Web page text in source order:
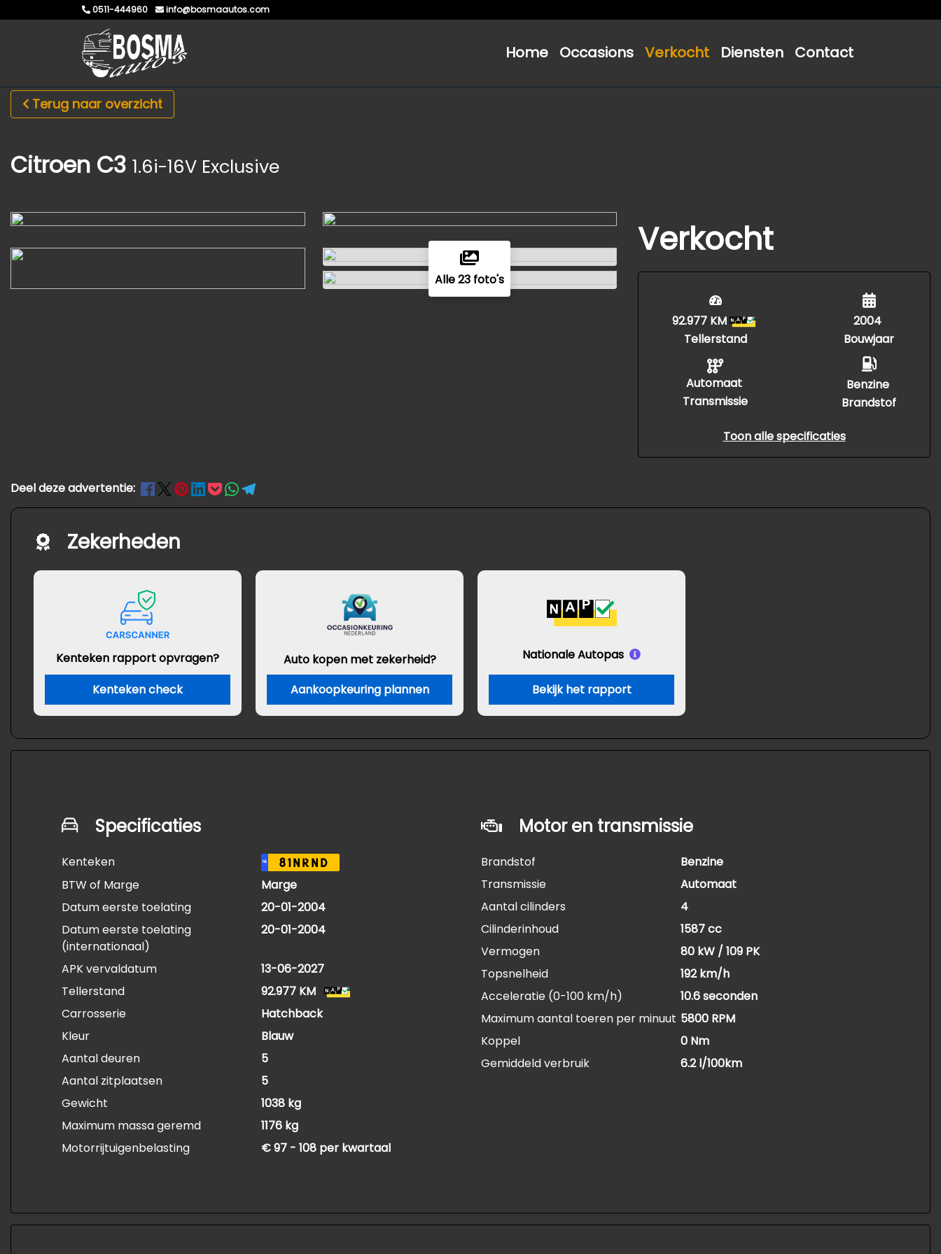
0511-444960 info@bosmaautos.com
Home Occasions Verkocht Diensten Contact
Terug naar overzicht
Citroen C3 1.6i-16V Exclusive
Alle 23 foto's
Verkocht
92.977 KM
Tellerstand
Automaat
Transmissie
2004
Bouwjaar
Benzine
Brandstof
Toon alle specificaties
Deel deze advertentie:
Zekerheden
Kenteken rapport opvragen?
Kenteken check
Auto kopen met zekerheid?
Aankoopkeuring plannen
Nationale Autopas
Bekijk het rapport
Specificaties
Kenteken NL 81NRND
BTW of Marge
Marge
Datum eerste toelating
20-01-2004
Datum eerste toelating
(internationaal)
20-01-2004
APK vervaldatum
13-06-2027
Tellerstand
92.977 KM
Carrosserie
Hatchback
Kleur
Blauw
Aantal deuren
5
Aantal zitplaatsen
5
Gewicht
1038 kg
Maximum massa geremd
1176 kg
Motorrijtuigenbelasting
€ 97 - 108 per kwartaal
Motor en transmissie
Brandstof
Benzine
Transmissie
Automaat
Aantal cilinders
4
Cilinderinhoud
1587 cc
Vermogen
80 kW / 109 PK
Topsnelheid
192 km/h
Acceleratie (0-100 km/h)
10.6 seconden
Maximum aantal toeren per minuut 5800 RPM
Koppel
0 Nm
Gemiddeld verbruik
6.2 l/100km